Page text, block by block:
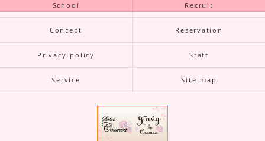
School Recruit
Concept Reservation
Privacy-policy Staff
Service Site-map